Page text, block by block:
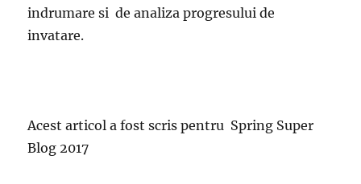
indrumare si de analiza progresului de
invatare.
Acest articol a fost scris pentru Spring Super
Blog 2017